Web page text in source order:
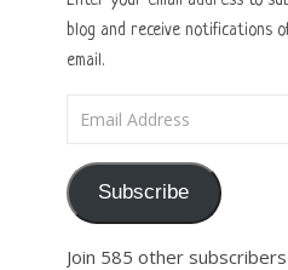
blog and receive notifications
email.
Subscribe
Join 585 other subscribers